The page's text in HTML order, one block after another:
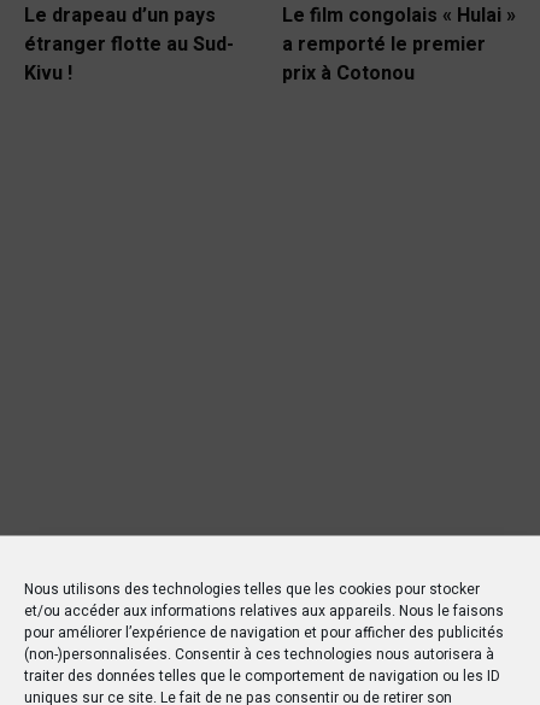
Nous utilisons des technologies telles que les cookies pour stocker
et/ou accéder aux informations relatives aux appareils. Nous le faisons
pour améliorer l’expérience de navigation et pour afficher des publicités
(non-)personnalisées. Consentir à ces technologies nous autorisera à
traiter des données telles que le comportement de navigation ou les ID
uniques sur ce site. Le fait de ne pas consentir ou de retirer son
Le drapeau d’un pays
étranger flotte au Sud-
Kivu !
Le film congolais « Hulai »
a remporté le premier
prix à Cotonou